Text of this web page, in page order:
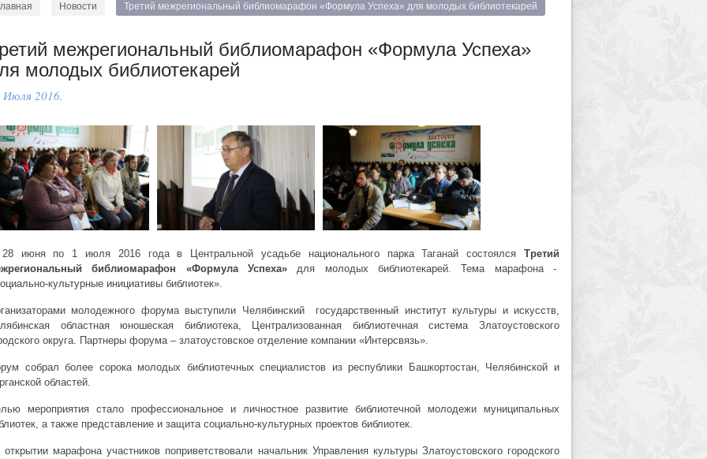
Новости Третий межрегиональный библиомарафон «Формула Успеха» для молодых библиотекарей
межрегиональный библиомарафон «Формула Успеха»
молодых библиотекарей
Июля 2016.
июня по 1 июля 2016 года в Центральной усадьбе национального парка Таганай состоялся Третий
библиомарафон «Формула Успеха» для молодых библиотекарей. Тема марафона -
культурные инициативы библиотек».
молодежного форума выступили Челябинский государственный институт культуры и искусств,
областная юношеская библиотека, Централизованная библиотечная система Златоустовского
округа. Партнеры форума – златоустовское отделение компании «Интерсвязь».
собрал более сорока молодых библиотечных специалистов из республики Башкортостан, Челябинской и
областей.
мероприятия стало профессиональное и личностное развитие библиотечной молодежи муниципальных
а также представление и защита социально-культурных проектов библиотек.
открытии марафона участников поприветствовали начальник Управления культуры Златоустовского городского